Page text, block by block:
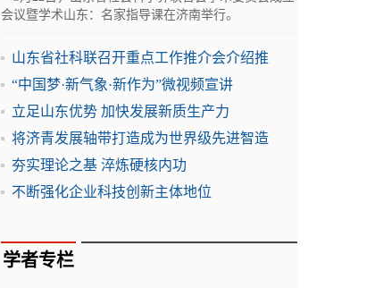
会议暨学术山东：名家指导课在济南举行。
山东省社科联召开重点工作推介会介绍推
“中国梦·新气象·新作为”微视频宣讲
立足山东优势 加快发展新质生产力
将济青发展轴带打造成为世界级先进智造
夯实理论之基 淬炼硬核内功
不断强化企业科技创新主体地位
学者专栏